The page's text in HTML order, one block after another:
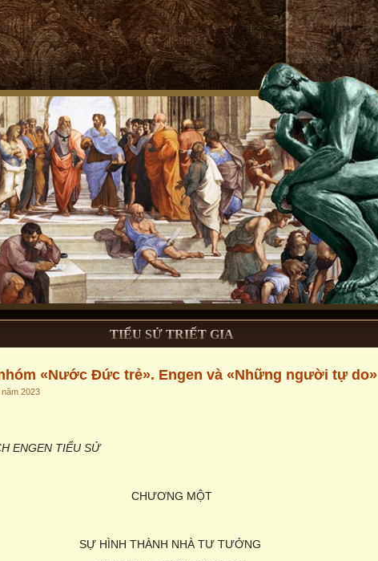
TIỂU SỬ TRIẾT GIA
«Nước Đức trẻ». Engen và «Những người tự do»
2023
ENGEN TIỂU SỬ
CHƯƠNG MỘT
SỰ HÌNH THÀNH NHÀ TƯ TƯỞNG